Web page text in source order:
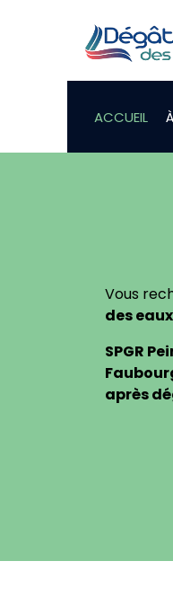
ACCUEIL
Vous
des eaux
SPGR
après